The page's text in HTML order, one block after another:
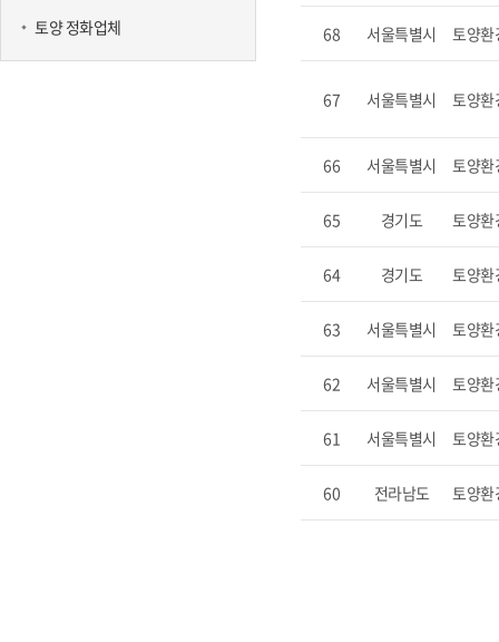
토양 정화업체
68 서울특별시 토양환
67 서울특별시 토양환
66 서울특별시 토양환
65 경기도 토양환
64 경기도 토양환
63 서울특별시 토양환
62 서울특별시 토양환
61 서울특별시 토양환
60 전라남도 토양환